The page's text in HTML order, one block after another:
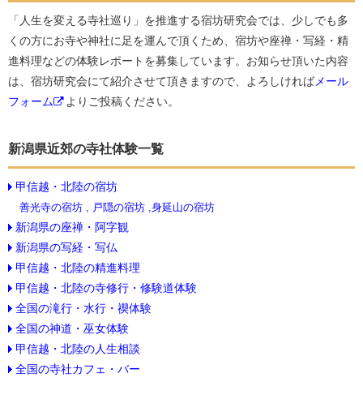
「人生を変える寺社巡り」を推進する宿坊研究会では、少しでも多
くの方にお寺や神社に足を運んで頂くため、宿坊や座禅・写経・精
進料理などの体験レポートを募集しています。お知らせ頂いた内容
は、宿坊研究会にて紹介させて頂きますので、よろしければメール
フォーム
よりご投稿ください。
新潟県近郊の寺社体験一覧
甲信越・北陸の宿坊
善光寺の宿坊 , 戸隠の宿坊 ,身延山の宿坊
新潟県の座禅・阿字観
新潟県の写経・写仏
甲信越・北陸の精進料理
甲信越・北陸の寺修行・修験道体験
全国の滝行・水行・禊体験
全国の神道・巫女体験
甲信越・北陸の人生相談
全国の寺社カフェ・バー